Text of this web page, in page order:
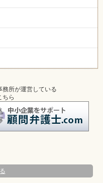
所が運営している
ちら